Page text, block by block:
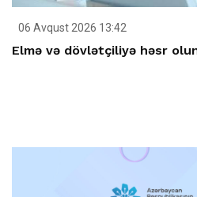
06 Avqust 2026 13:42
Elmə və dövlətçiliyə həsr